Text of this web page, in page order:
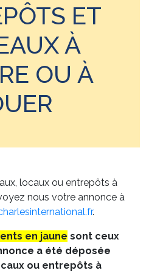
ET
À
OU À
locaux ou entrepôts à
nous votre annonce à
.
en jaune sont ceux
a été déposée
ou entrepôts à